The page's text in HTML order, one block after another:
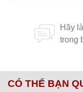
CÓ THỂ BẠN